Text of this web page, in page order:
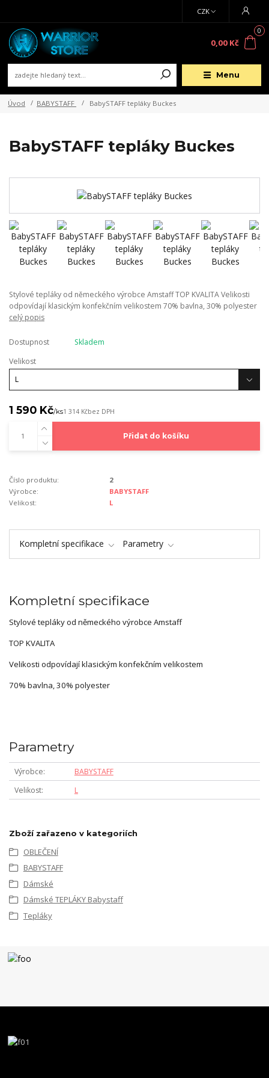
Menu
CZK
0
0,00 Kč
Úvod BABYSTAFF BabySTAFF tepláky Buckes
BabySTAFF tepláky Buckes
Stylové tepláky od německého výrobce Amstaff TOP KVALITA Velikosti
odpovídají klasickým konfekčním velikostem 70% bavlna, 30% polyester
celý popis
Dostupnost
Skladem
Velikost
1 590 Kč/ks1 314 Kčbez DPH
Přidat do košíku
Číslo produktu:
2
Výrobce:
BABYSTAFF
Velikost:
L
Kompletní specifikace Parametry
Kompletní specifikace
Stylové tepláky od německého výrobce Amstaff
TOP KVALITA
Velikosti odpovídají klasickým konfekčním velikostem
70% bavlna, 30% polyester
Parametry
Výrobce
BABYSTAFF
Velikost
L
Zboží zařazeno v kategoriích
OBLEČENÍ
BABYSTAFF
Dámské
Dámské TEPLÁKY Babystaff
Tepláky